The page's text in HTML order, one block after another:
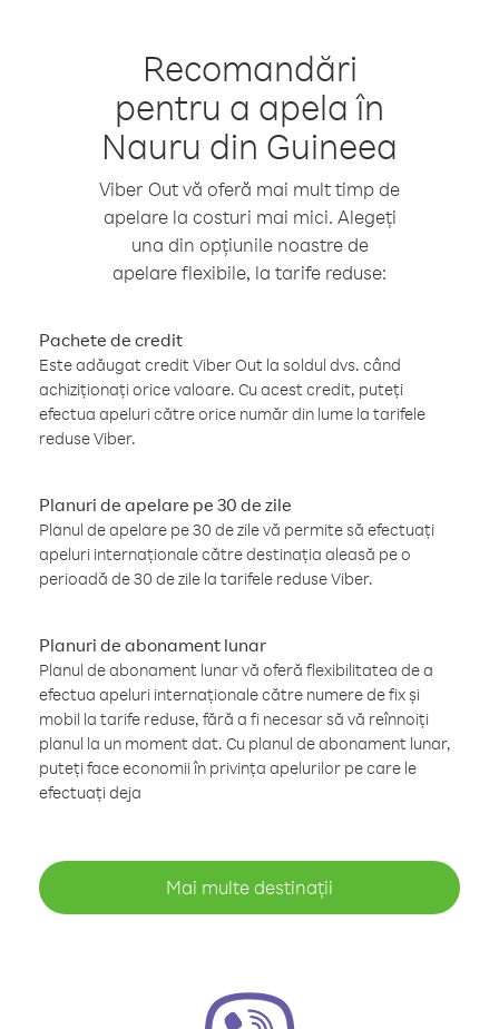
Recomandări
pentru a apela în
Nauru din Guineea
Viber Out vă oferă mai mult timp de
apelare la costuri mai mici. Alegeți
una din opțiunile noastre de
apelare flexibile, la tarife reduse:
Pachete de credit
Este adăugat credit Viber Out la soldul dvs. când
achiziționați orice valoare. Cu acest credit, puteți
efectua apeluri către orice număr din lume la tarifele
reduse Viber.
Planuri de apelare pe 30 de zile
Planul de apelare pe 30 de zile vă permite să efectuați
apeluri internaționale către destinația aleasă pe o
perioadă de 30 de zile la tarifele reduse Viber.
Planuri de abonament lunar
Planul de abonament lunar vă oferă flexibilitatea de a
efectua apeluri internaționale către numere de fix și
mobil la tarife reduse, fără a fi necesar să vă reînnoiți
planul la un moment dat. Cu planul de abonament lunar,
puteți face economii în privința apelurilor pe care le
efectuați deja
Mai multe destinații